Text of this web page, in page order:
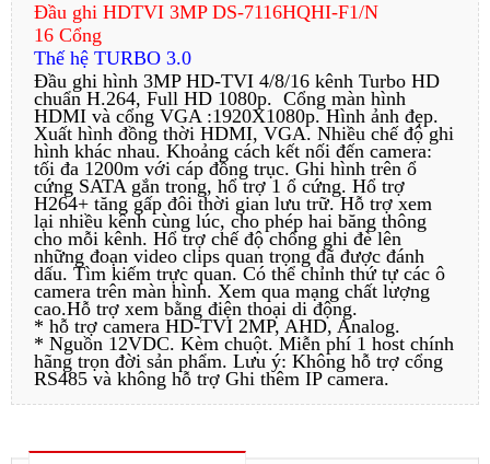
Đầu ghi HDTVI 3MP DS-7116HQHI-F1/N
16 Cổng
Thế hệ TURBO 3.0
Đầu ghi hình 3MP HD-TVI 4/8/16 kênh Turbo HD
chuẩn H.264, Full HD 1080p. Cổng màn hình
HDMI và cổng VGA :1920X1080p. Hình ảnh đẹp.
Xuất hình đồng thời HDMI, VGA. Nhiều chế độ ghi
hình khác nhau. Khoảng cách kết nối đến camera:
tối đa 1200m với cáp đồng trục. Ghi hình trên ổ
cứng SATA gắn trong, hổ trợ 1 ổ cứng. Hổ trợ
H264+ tăng gấp đôi thời gian lưu trữ. Hỗ trợ xem
lại nhiều kênh cùng lúc, cho phép hai băng thông
cho mỗi kênh. Hổ trợ chế độ chống ghi đè lên
những đoạn video clips quan trọng đã được đánh
dấu. Tìm kiếm trực quan. Có thể chỉnh thứ tự các ô
camera trên màn hình. Xem qua mạng chất lượng
cao.Hỗ trợ xem bằng điện thoại di động.
* hỗ trợ camera HD-TVI 2MP, AHD, Analog.
* Nguồn 12VDC. Kèm chuột. Miễn phí 1 host chính
hãng trọn đời sản phẩm. Lưu ý: Không hỗ trợ cổng
RS485 và không hỗ trợ Ghi thêm IP camera.